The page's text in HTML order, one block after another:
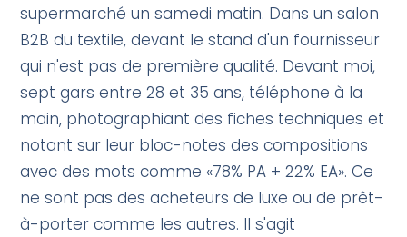
supermarché un samedi matin. Dans un salon
B2B du textile, devant le stand d'un fournisseur
qui n'est pas de première qualité. Devant moi,
sept gars entre 28 et 35 ans, téléphone à la
main, photographiant des fiches techniques et
notant sur leur bloc-notes des compositions
avec des mots comme «78% PA + 22% EA». Ce
ne sont pas des acheteurs de luxe ou de prêt-
à-porter comme les autres. Il s'agit